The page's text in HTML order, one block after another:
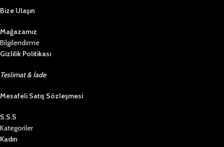
Bize Ulaşın
Mağazamız
Bilgilendirme
Gizlilik Politikası
Teslimat & İade
Mesafeli Satış Sözleşmesi
S.S.S
Kategoriler
Kadın